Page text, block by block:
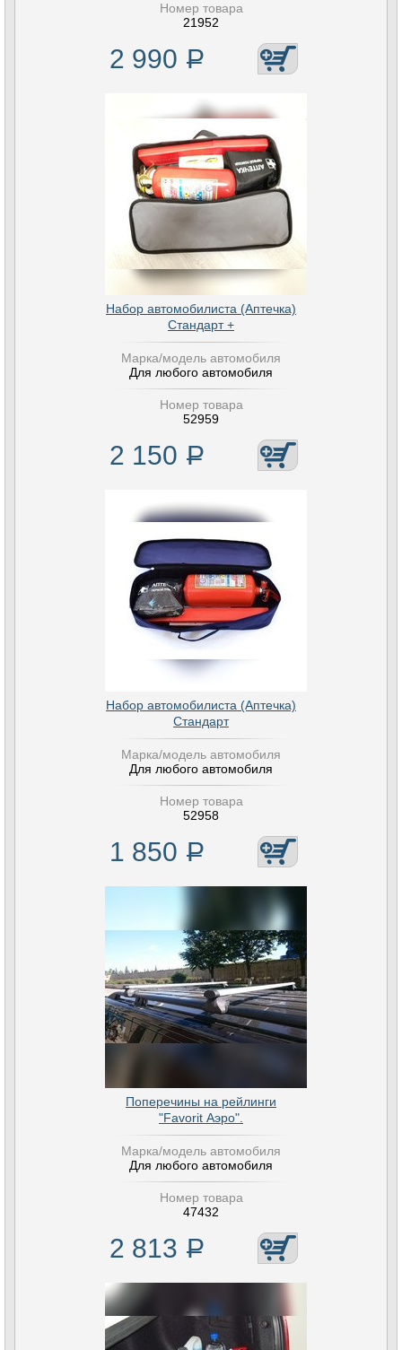
Номер товара
21952
2 990 Р
Набор автомобилиста (Аптечка)
Стандарт +
Марка/модель автомобиля
Для любого автомобиля
Номер товара
52959
2 150 Р
Набор автомобилиста (Аптечка)
Стандарт
Марка/модель автомобиля
Для любого автомобиля
Номер товара
52958
1 850 Р
Поперечины на рейлинги
"Favorit Аэро".
Марка/модель автомобиля
Для любого автомобиля
Номер товара
47432
2 813 Р